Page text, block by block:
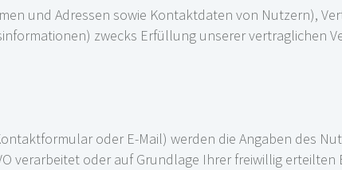
und Adressen sowie Kontaktdaten von Nutzern),
zwecks Erfüllung unserer vertraglichen
oder E-Mail) werden die Angaben des
verarbeitet oder auf Grundlage Ihrer freiwillig erteilten